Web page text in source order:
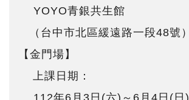
YOYO青銀共生館
（台中市北區緩遠路一段48號）
【金門場】
上課日期：
112年6月3日(六)～6月4日(日)